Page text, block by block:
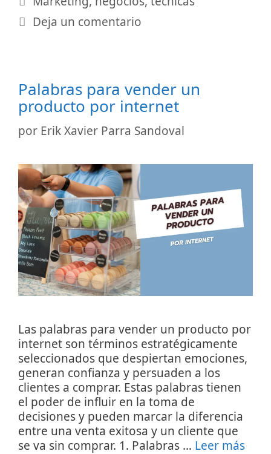
Deja un comentario
Palabras para vender un
producto por internet
por Erik Xavier Parra Sandoval
Las palabras para vender un producto por
internet son términos estratégicamente
seleccionados que despiertan emociones,
generan confianza y persuaden a los
clientes a comprar. Estas palabras tienen
el poder de influir en la toma de
decisiones y pueden marcar la diferencia
entre una venta exitosa y un cliente que
se va sin comprar. 1. Palabras … Leer más